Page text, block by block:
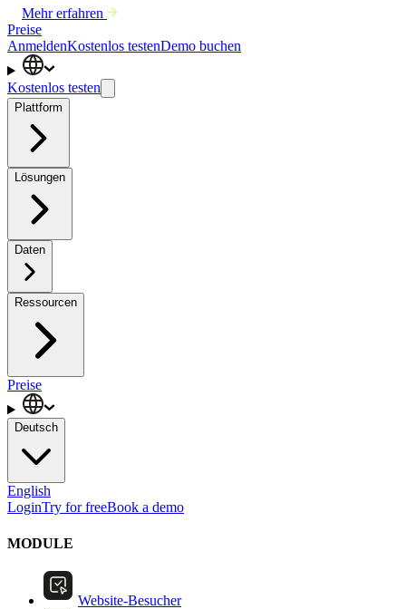
Mehr erfahren
Preise
AnmeldenKostenlos testenDemo buchen
Kostenlos testen
Plattform
Lösungen
Daten
Ressourcen
Preise
Deutsch
English
LoginTry for freeBook a demo
MODULE
Website-Besucher